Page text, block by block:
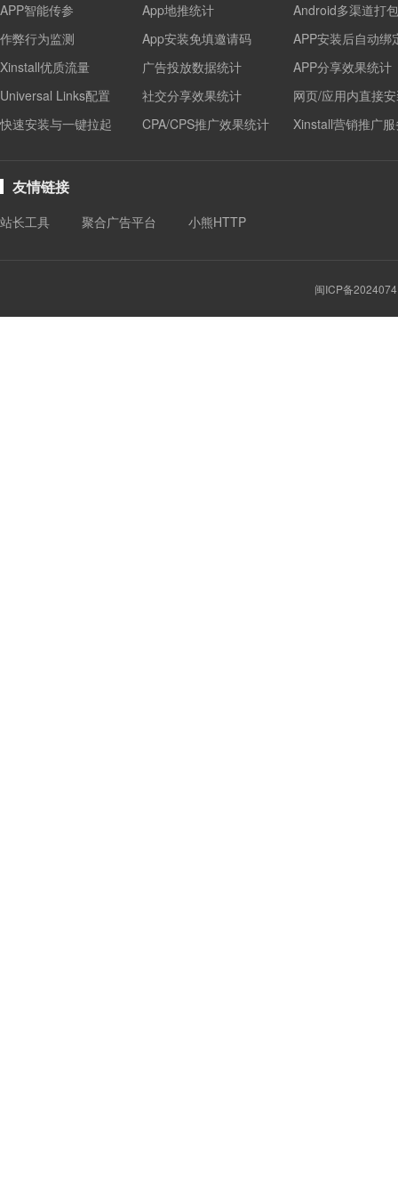
APP智能传参
作弊行为监测
Xinstall优质流量
Universal Links配置
快速安装与一键拉起
App地推统计
Android多渠道打包
App安装免填邀请码
APP安装后自动绑
广告投放数据统计
APP分享效果统计
社交分享效果统计
网页/应用内直接
CPA/CPS推广效果统计
Xinstall营销推广
友情链接
站长工具 聚合广告平台 小熊HTTP
闽ICP备